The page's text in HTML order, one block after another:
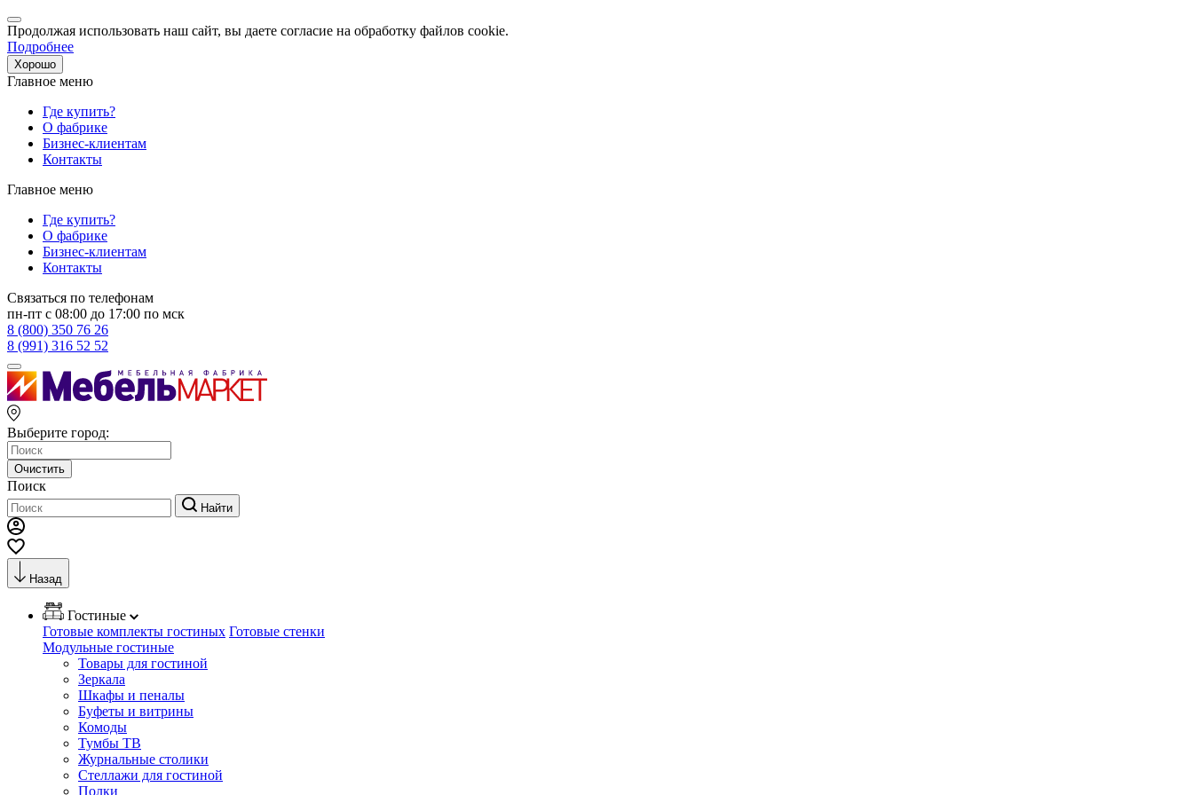
Продолжая использовать наш сайт, вы даете согласие на обработку файлов cookie.
Подробнее
Хорошо
Главное меню
Где купить?
О фабрике
Бизнес-клиентам
Контакты
Главное меню
Где купить?
О фабрике
Бизнес-клиентам
Контакты
Связаться по телефонам
пн-пт с 08:00 до 17:00 по мск
8 (800) 350 76 26
8 (991) 316 52 52
Выберите город:
Очистить
Поиск
Найти
Назад
Гостиные
Готовые комплекты гостиных Готовые стенки
Модульные гостиные
Товары для гостиной
Зеркала
Шкафы и пеналы
Буфеты и витрины
Комоды
Тумбы ТВ
Журнальные столики
Стеллажи для гостиной
Полки